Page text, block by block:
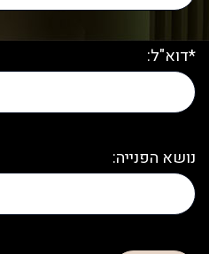
*דוא"ל:
נושא הפנייה: